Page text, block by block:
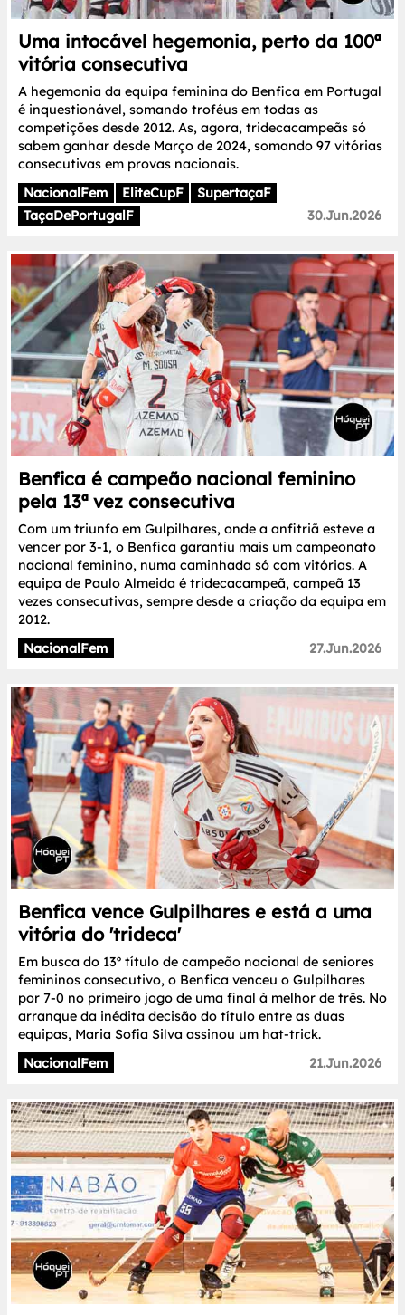
Uma intocável hegemonia, perto da 100ª
vitória consecutiva
A hegemonia da equipa feminina do Benfica em Portugal
é inquestionável, somando troféus em todas as
competições desde 2012. As, agora, tridecacampeãs só
sabem ganhar desde Março de 2024, somando 97 vitórias
consecutivas em provas nacionais.
NacionalFem
EliteCupF
SupertaçaF
TaçaDePortugalF
30.Jun.2026
Benfica é campeão nacional feminino
pela 13ª vez consecutiva
Com um triunfo em Gulpilhares, onde a anfitriã esteve a
vencer por 3-1, o Benfica garantiu mais um campeonato
nacional feminino, numa caminhada só com vitórias. A
equipa de Paulo Almeida é tridecacampeã, campeã 13
vezes consecutivas, sempre desde a criação da equipa em
2012.
NacionalFem
27.Jun.2026
Benfica vence Gulpilhares e está a uma
vitória do 'trideca'
Em busca do 13º título de campeão nacional de seniores
femininos consecutivo, o Benfica venceu o Gulpilhares
por 7-0 no primeiro jogo de uma final à melhor de três. No
arranque da inédita decisão do título entre as duas
equipas, Maria Sofia Silva assinou um hat-trick.
NacionalFem
21.Jun.2026